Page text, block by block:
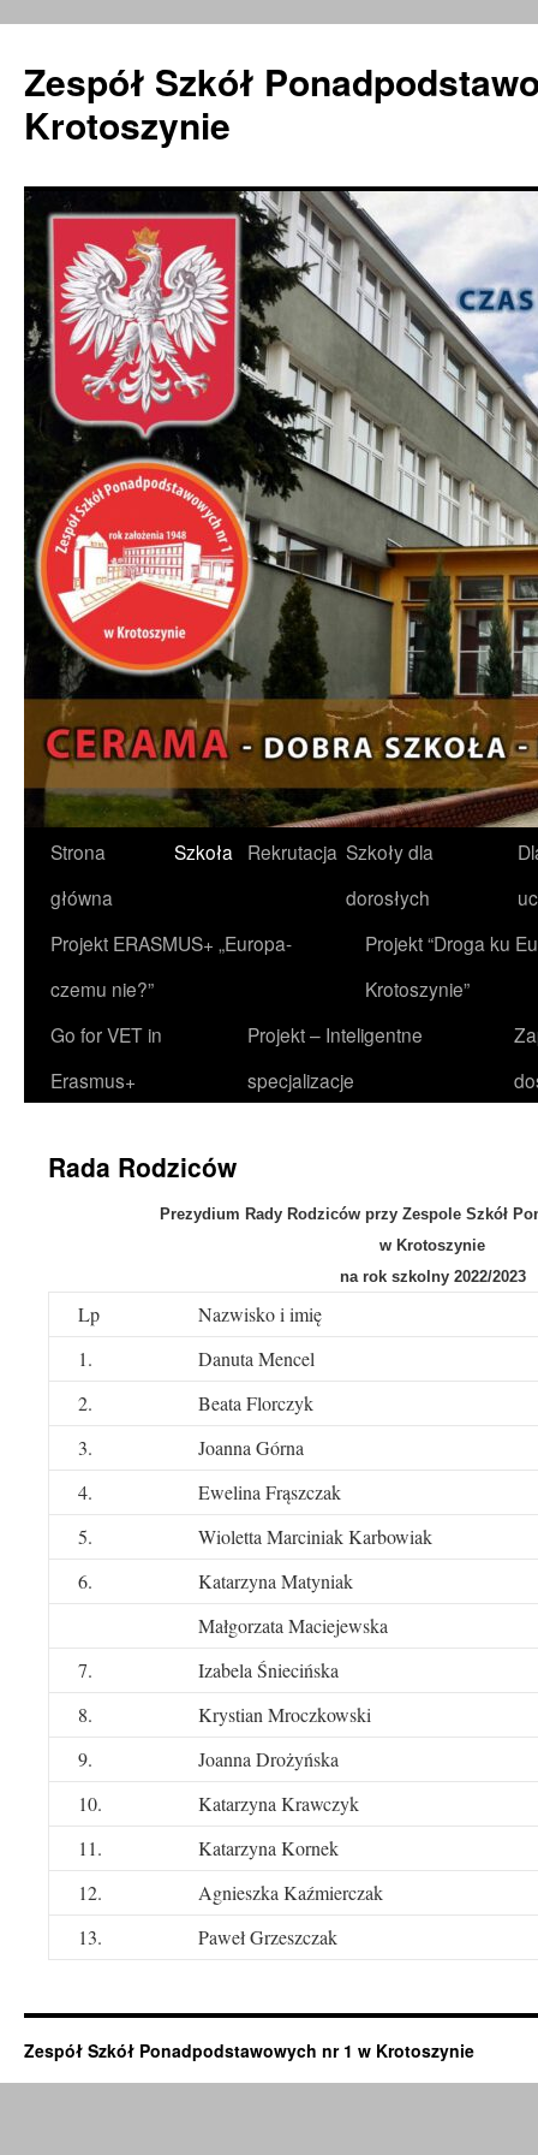
Zespół Szkół
Krotoszynie
Przejdź
do
treści
Strona
główna
Szkoła Rekrutacja Szkoły dla
dorosłych
Projekt ERASMUS+ „Europa-
czemu nie?”
Projekt “Droga ku
Krotoszynie”
Go for VET in
Erasmus+
Projekt – Inteligentne
specjalizacje
Rada Rodziców
Prezydium Rady Rodziców przy Zespole Szkół
w Krotoszynie
na rok szkolny 2022/2023
Lp
Nazwisko i imię
1.
Danuta Mencel
2.
Beata Florczyk
3.
Joanna Górna
4.
Ewelina Frąszczak
5.
Wioletta Marciniak Karbowiak
6.
Katarzyna Matyniak
Małgorzata Maciejewska
7.
Izabela Śniecińska
8.
Krystian Mroczkowski
9.
Joanna Drożyńska
10.
Katarzyna Krawczyk
11.
Katarzyna Kornek
12.
Agnieszka Kaźmierczak
13.
Paweł Grzeszczak
Zespół Szkół Ponadpodstawowych nr 1 w Krotoszynie